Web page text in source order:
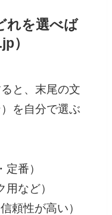
れを選べば
）
と、末尾の文
を自分で選ぶ
定番）
用など）
頼性が高い）